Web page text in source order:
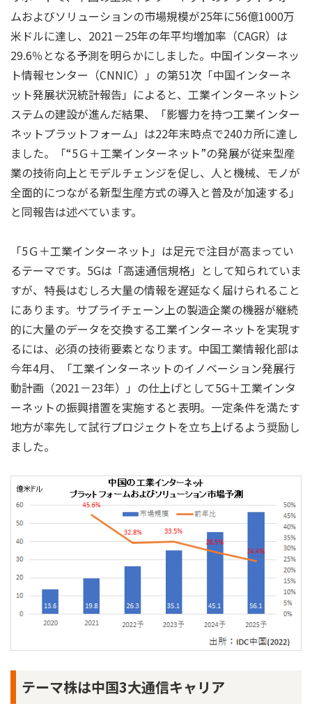
ムおよびソリューションの市場規模が25年に56億1000万
米ドルに達し、2021－25年の年平均増加率（CAGR）は
29.6％となる予測を明らかにしました。中国インターネッ
ト情報センター（CNNIC）」の第51次「中国インターネ
ット発展状況統計報告」によると、工業インターネットシ
ステムの建設が進んだ結果、「影響力を持つ工業インター
ネットプラットフォーム」は22年末時点で240カ所に達し
ました。「“5Ｇ＋工業インターネット”の発展が従来型産
業の技術向上とモデルチェンジを促し、人と機械、モノが
全面的につながる新型生産方式の導入と普及が加速する」
と同報告は述べています。
「5Ｇ＋工業インターネット」は足元で注目が高まってい
るテーマです。5Gは「高速通信規格」として知られていま
すが、特長はむしろ大量の情報を遅延なく届けられること
にあります。サプライチェーン上の製造企業の機器が継続
的に大量のデータを交換する工業インターネットを実現す
るには、必須の技術要素となります。中国工業情報化部は
今年4月、「工業インターネットのイノベーション発展行
動計画（2021－23年）」の仕上げとして5G＋工業インタ
ーネットの振興措置を実施すると表明。一定条件を満たす
地方が率先して試行プロジェクトを立ち上げるよう奨励し
ました。
テーマ株は中国3大通信キャリア